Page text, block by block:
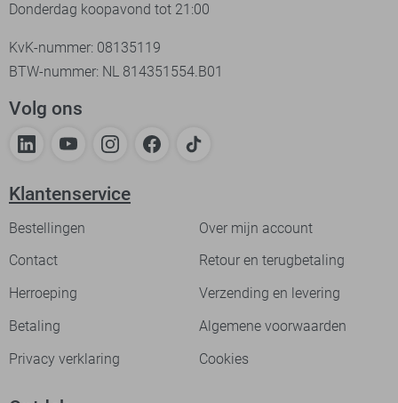
Donderdag koopavond tot 21:00
KvK-nummer: 08135119
BTW-nummer: NL 814351554.B01
Volg ons
Klantenservice
Bestellingen
Over mijn account
Contact
Retour en terugbetaling
Herroeping
Verzending en levering
Betaling
Algemene voorwaarden
Privacy verklaring
Cookies